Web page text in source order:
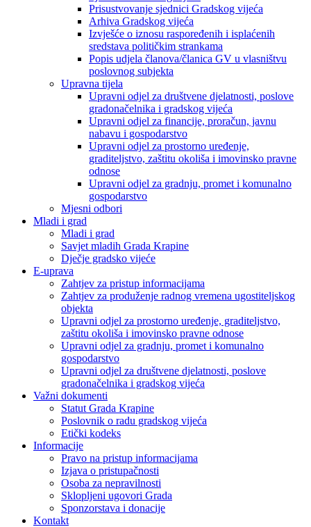
Prisustvovanje sjednici Gradskog vijeća
Arhiva Gradskog vijeća
Izvješće o iznosu raspoređenih i isplaćenih
sredstava političkim strankama
Popis udjela članova/članica GV u vlasništvu
poslovnog subjekta
Upravna tijela
Upravni odjel za društvene djelatnosti, poslove
gradonačelnika i gradskog vijeća
Upravni odjel za financije, proračun, javnu
nabavu i gospodarstvo
Upravni odjel za prostorno uređenje,
graditeljstvo, zaštitu okoliša i imovinsko pravne
odnose
Upravni odjel za gradnju, promet i komunalno
gospodarstvo
Mjesni odbori
Mladi i grad
Mladi i grad
Savjet mladih Grada Krapine
Dječje gradsko vijeće
E-uprava
Zahtjev za pristup informacijama
Zahtjev za produženje radnog vremena ugostiteljskog
objekta
Upravni odjel za prostorno uređenje, graditeljstvo,
zaštitu okoliša i imovinsko pravne odnose
Upravni odjel za gradnju, promet i komunalno
gospodarstvo
Upravni odjel za društvene djelatnosti, poslove
gradonačelnika i gradskog vijeća
Važni dokumenti
Statut Grada Krapine
Poslovnik o radu gradskog vijeća
Etički kodeks
Informacije
Pravo na pristup informacijama
Izjava o pristupačnosti
Osoba za nepravilnosti
Sklopljeni ugovori Grada
Sponzorstava i donacije
Kontakt